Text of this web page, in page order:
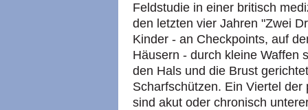
Feldstudie in einer britisch
den letzten vier Jahren "Zwei
Kinder - an Checkpoints, auf
Häusern - durch kleine Waffen
den Hals und die Brust
Scharfschützen. Ein Viertel
sind akut oder chronisch